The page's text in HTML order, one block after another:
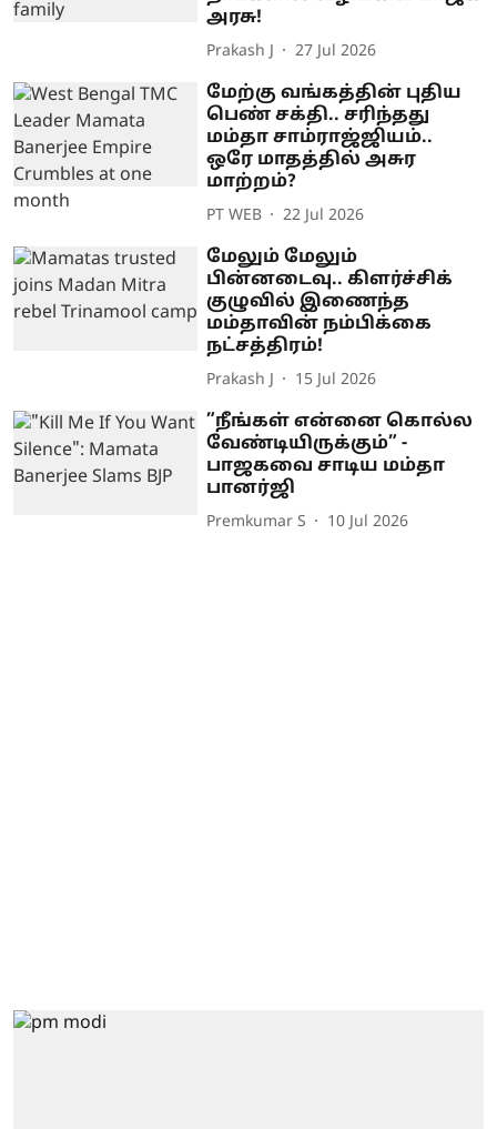
அரசு!
Prakash J 27 Jul 2026
மேற்கு வங்கத்தின் புதிய
பெண் சக்தி.. சரிந்தது
மம்தா சாம்ராஜ்ஜியம்..
ஒரே மாதத்தில் அசுர
மாற்றம்?
PT WEB 22 Jul 2026
மேலும் மேலும்
பின்னடைவு.. கிளர்ச்சிக்
குழுவில் இணைந்த
மம்தாவின் நம்பிக்கை
நட்சத்திரம்!
Prakash J 15 Jul 2026
”நீங்கள் என்னை கொல்ல
வேண்டியிருக்கும்” -
பாஜகவை சாடிய மம்தா
பானர்ஜி
Premkumar S 10 Jul 2026